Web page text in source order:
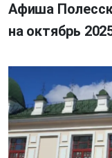
Афиша
на октябрь